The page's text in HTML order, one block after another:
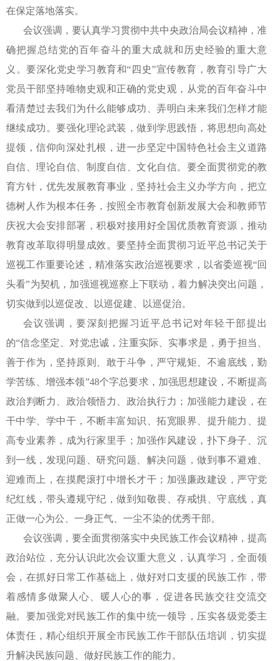
在保定落地落实。
会议强调，要认真学习贯彻中共中央政治局会议精神，准
确把握总结党的百年奋斗的重大成就和历史经验的重大意
义。要深化党史学习教育和“四史”宣传教育，教育引导广大
党员干部坚持唯物史观和正确的党史观，从党的百年奋斗中
看清楚过去我们为什么能够成功、弄明白未来我们怎样才能
继续成功。要强化理论武装，做到学思践悟，将思想向高处
提领，信仰向深处扎根，进一步坚定中国特色社会主义道路
自信、理论自信、制度自信、文化自信。要全面贯彻党的教
育方针，优先发展教育事业，坚持社会主义办学方向，把立
德树人作为根本任务，按照全市教育创新发展大会和教师节
庆祝大会安排部署，积极对接用好全国优质教育资源，推动
教育改革取得明显成效。要坚持全面贯彻习近平总书记关于
巡视工作重要论述，精准落实政治巡视要求，以省委巡视“回
头看”为契机，加强巡视巡察上下联动，着力解决突出问题，
切实做到以巡促改、以巡促建、以巡促治。
会议强调，要深刻把握习近平总书记对年轻干部提出
的“信念坚定、对党忠诚，注重实际、实事求是，勇于担当、
善于作为，坚持原则、敢于斗争，严守规矩、不逾底线，勤
学苦练、增强本领”48个字总要求，加强思想建设，不断提高
政治判断力、政治领悟力、政治执行力；加强能力建设，在
干中学、学中干，不断丰富知识、拓宽眼界、提升能力、提
高专业素养，成为行家里手；加强作风建设，扑下身子、沉
到一线，发现问题、研究问题、解决问题，做到事不避难、
迎难而上，在摸爬滚打中增长才干；加强廉政建设，严守党
纪红线，带头遵规守纪，做到知敬畏、存戒惧、守底线，真
正做一心为公、一身正气、一尘不染的优秀干部。
会议强调，要全面贯彻落实中央民族工作会议精神，提高
政治站位，充分认识此次会议重大意义，认真学习，全面领
会，在抓好日常工作基础上，做好对口支援的民族工作，带
着感情多做聚人心、暖人心的事，促进各民族交往交流交
融。要加强党对民族工作的集中统一领导，压实各级党委主
体责任，精心组织开展全市民族工作干部队伍培训，切实提
升解决民族问题、做好民族工作的能力。